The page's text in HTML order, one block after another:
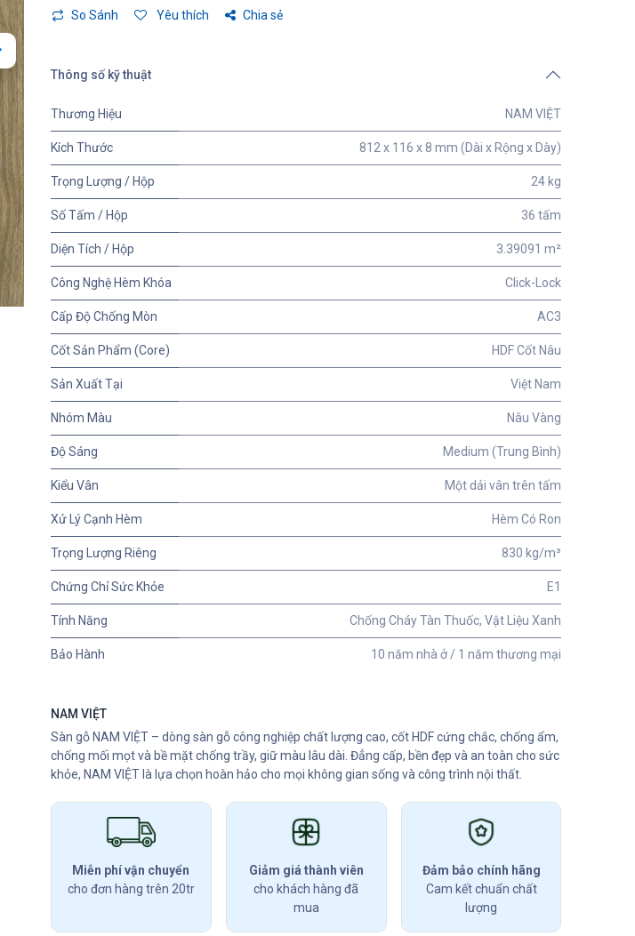
So Sánh Yêu thích Chia sẻ
Thông số kỹ thuật
Thương Hiệu NAM VIỆT
Kích Thước 812 x 116 x 8 mm (Dài x Rộng x Dày)
Trọng Lượng / Hộp 24 kg
Số Tấm / Hộp 36 tấm
Diện Tích / Hộp 3.39091 m²
Công Nghệ Hèm Khóa Click-Lock
Cấp Độ Chống Mòn AC3
Cốt Sản Phẩm (Core) HDF Cốt Nâu
Sản Xuất Tại Việt Nam
Nhóm Màu Nâu Vàng
Độ Sáng Medium (Trung Bình)
Kiểu Vân Một dải vân trên tấm
Xử Lý Cạnh Hèm Hèm Có Ron
Trọng Lượng Riêng 830 kg/m³
Chứng Chỉ Sức Khỏe E1
Tính Năng Chống Cháy Tàn Thuốc, Vật Liệu Xanh
Bảo Hành 10 năm nhà ở / 1 năm thương mại
NAM VIỆT
Sàn gỗ NAM VIỆT – dòng sàn gỗ công nghiệp chất lượng cao, cốt HDF cứng chắc, chống ẩm,
chống mối mọt và bề mặt chống trầy, giữ màu lâu dài. Đẳng cấp, bền đẹp và an toàn cho sức
khỏe, NAM VIỆT là lựa chọn hoàn hảo cho mọi không gian sống và công trình nội thất.
Miễn phí vận chuyển
cho đơn hàng trên 20tr
Giảm giá thành viên
cho khách hàng đã
mua
Đảm bảo chính hãng
Cam kết chuẩn chất
lượng